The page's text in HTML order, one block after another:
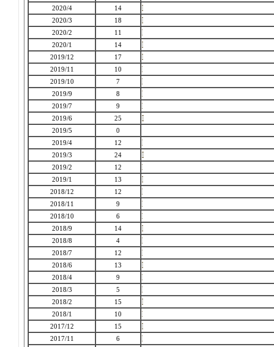
2020/4
14
2020/3
18
2020/2
11
2020/1
14
2019/12
17
2019/11
10
2019/10
7
2019/9
8
2019/7
9
2019/6
25
2019/5
0
2019/4
12
2019/3
24
2019/2
12
2019/1
13
2018/12
12
2018/11
9
2018/10
6
2018/9
14
2018/8
4
2018/7
12
2018/6
13
2018/4
9
2018/3
5
2018/2
15
2018/1
10
2017/12
15
2017/11
6